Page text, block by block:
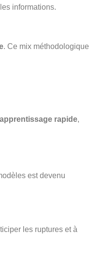
informations.
. Ce mix méthodologique
apprentissage rapide,
est devenu
les ruptures et à